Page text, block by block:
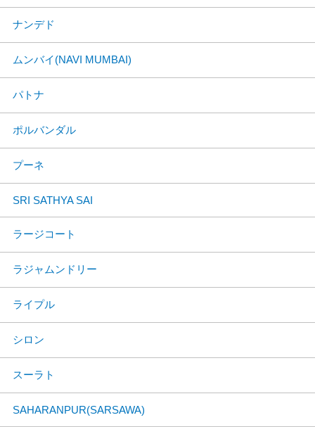
ナンデド
ムンバイ(NAVI MUMBAI)
パトナ
ポルバンダル
プーネ
SRI SATHYA SAI
ラージコート
ラジャムンドリー
ライプル
シロン
スーラト
SAHARANPUR(SARSAWA)